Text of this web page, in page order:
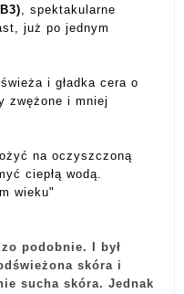
, spektakularne
już po jednym
i gładka cera o
zwężone i mniej
na oczyszczoną
ciepłą wodą.
wieku"
podobnie. I był
skóra i
sucha skóra. Jednak